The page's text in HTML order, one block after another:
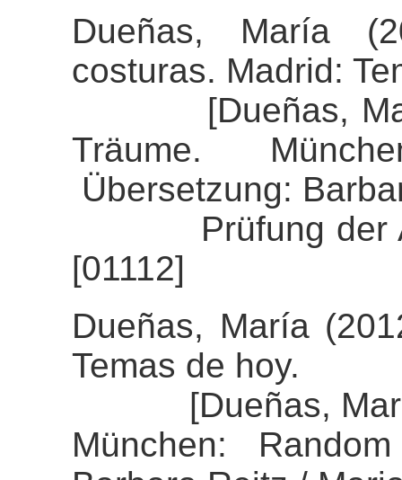
Dueñas, María
costuras. Madrid:
[Dueñas, María
Träume.
Übersetzung:
Prüfung der
[01112]
Dueñas, María
Temas de hoy.
[Dueñas, María
München: